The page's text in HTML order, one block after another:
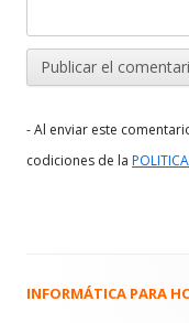
- Al enviar este
codiciones de la
Barra
INFORMÁTICA PARA